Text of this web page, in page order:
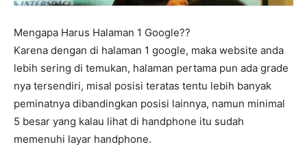
Mengapa Harus Halaman 1 Google??
Karena dengan di halaman 1 google, maka website anda
lebih sering di temukan, halaman pertama pun ada grade
nya tersendiri, misal posisi teratas tentu lebih banyak
peminatnya dibandingkan posisi lainnya, namun minimal
5 besar yang kalau lihat di handphone itu sudah
memenuhi layar handphone.